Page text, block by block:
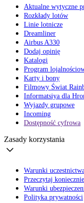
Aktualne wytyczne
Rozkłady lotów
Linie lotnicze
Dreamliner
Airbus A330
Dodaj opinię
Katalogi
Program
Karty i bony
Filmowy Świat
Informatsiya dla
Wyjazdy grupowe
Incoming
Dostępność cyfrowa
Zasady korzystania
Warunki
Przeczytaj koniecznie
Warunki
Polityka prywatności